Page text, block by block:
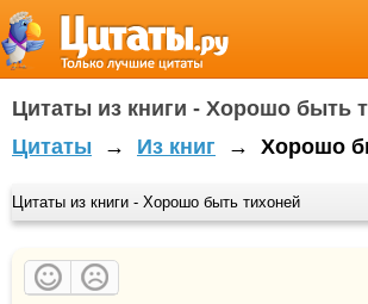
Цитаты из книги - Хорошо быть
Цитаты → Из книг → Хорошо
Цитаты из книги - Хорошо быть тихоней